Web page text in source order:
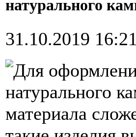
натурального
31.10.2019 16:21
Для
натурального
материала